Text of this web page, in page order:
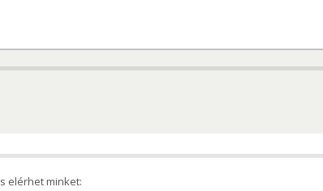
elérhet minket: